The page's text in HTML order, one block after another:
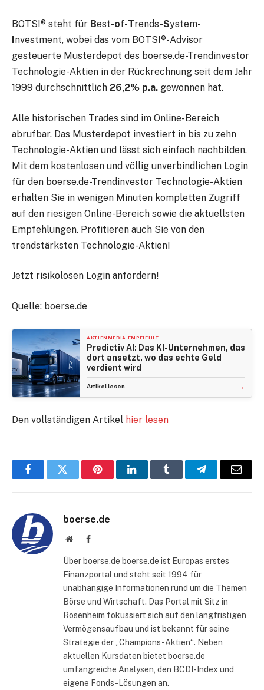
BOTSI® steht für Best-of-Trends-System-
nvestment, wobei das vom BOTSI®-Advisor
gesteuerte Musterdepot des boerse.de-Trendinvestor
Technologie-Aktien in der Rückrechnung seit dem Jahr
1999 durchschnittlich 26,2% p.a. gewonnen hat.
Alle historischen Trades sind im Online-Bereich
abrufbar. Das Musterdepot investiert in bis zu zehn
Technologie-Aktien und lässt sich einfach nachbilden.
Mit dem kostenlosen und völlig unverbindlichen Login
für den boerse.de-Trendinvestor Technologie-Aktien
erhalten Sie in wenigen Minuten kompletten Zugriff
auf den riesigen Online-Bereich sowie die aktuellsten
Empfehlungen. Profitieren auch Sie von den
trendstärksten Technologie-Aktien!
Jetzt risikolosen Login anfordern!
Quelle: boerse.de
AKTIENMEDIA EMPFIEHLT
Predictiv AI: Das KI-Unternehmen, das
dort ansetzt, wo das echte Geld
verdient wird
Artikel lesen →
Den vollständigen Artikel hier lesen
FacebookTwitter PinterestLinkedInTumblr TelegramE-
boerse.de
WebsiteFacebook
Über boerse.de boerse.de ist Europas erstes
Finanzportal und steht seit 1994 für
unabhängige Informationen rund um die Themen
Börse und Wirtschaft. Das Portal mit Sitz in
Rosenheim fokussiert sich auf den langfristigen
Vermögensaufbau und ist bekannt für seine
Strategie der „Champions-Aktien“. Neben
aktuellen Kursdaten bietet boerse.de
umfangreiche Analysen, den BCDI-Index und
eigene Fonds-Lösungen an.